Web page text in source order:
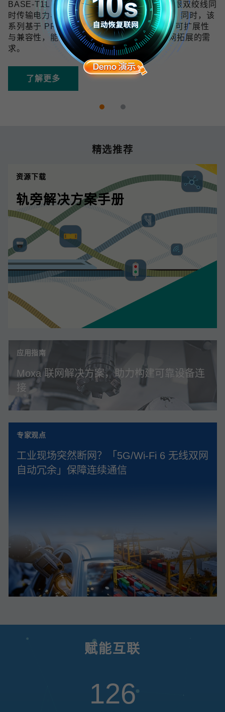
BASE-T1L 技术可在 10 Mbps 带宽下通过单根双绞线同
时传输电力与数据，传输距离最远可达 1 km。同时，该
系列基于 PROFINET 协议开发，具备良好的可扩展性
与兼容性，能够满足未来数字化和工业物联网拓展的需
求。
了解更多
精选推荐
资源下载
轨旁解决方案手册
应用指南
Moxa 联网解决方案，助力构建可靠设备连
接
专家观点
工业现场突然断网？「5G/Wi‑Fi 6 无线双网
自动冗余」保障连续通信
赋能互联
126